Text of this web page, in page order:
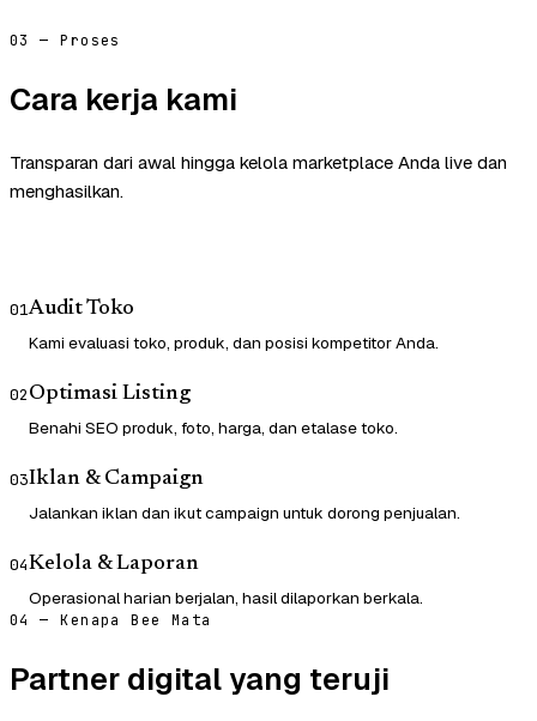
03 — Proses
Cara kerja kami
Transparan dari awal hingga kelola marketplace Anda live dan
menghasilkan.
01Audit Toko
Kami evaluasi toko, produk, dan posisi kompetitor Anda.
02Optimasi Listing
Benahi SEO produk, foto, harga, dan etalase toko.
03Iklan & Campaign
Jalankan iklan dan ikut campaign untuk dorong penjualan.
04Kelola & Laporan
Operasional harian berjalan, hasil dilaporkan berkala.
04 — Kenapa Bee Mata
Partner digital yang teruji